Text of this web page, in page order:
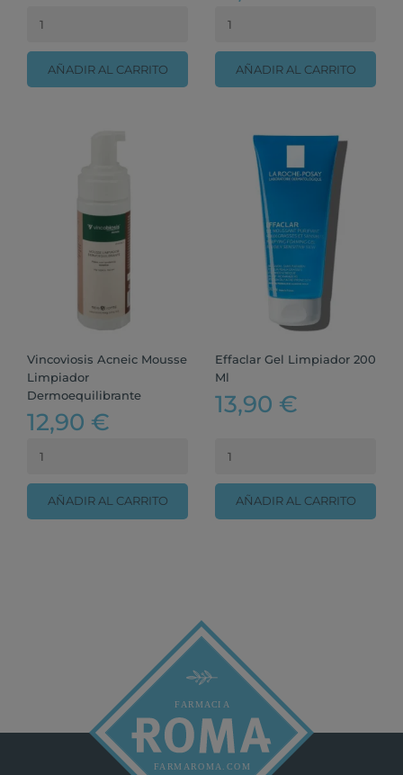
AÑADIR AL CARRITO AÑADIR AL CARRITO
Vincoviosis Acneic Mousse
Limpiador
Dermoequilibrante
12,90 €
AÑADIR AL CARRITO
Effaclar Gel Limpiador 200
Ml
13,90 €
AÑADIR AL CARRITO